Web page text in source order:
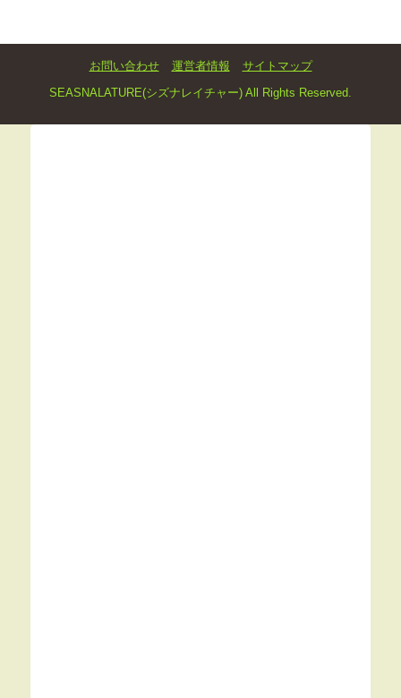
お問い合わせ 運営者情報
サイトマップ
SEASNALATURE(シズナレイチャー) All Rights Reserved.